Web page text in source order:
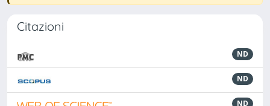
Citazioni
ND
ND
ND